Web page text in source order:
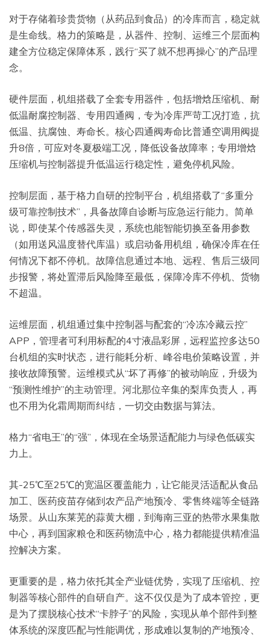
对于存储着珍贵货物（从药品到食品）的冷库而言，稳定就
是生命线。格力的策略是，从器件、控制、运维三个层面构
建全方位稳定保障体系，践行“买了就不想再操心”的产品理
念。
硬件层面，机组搭载了全套专用器件，包括增焓压缩机、耐
低温耐腐控制器、专用四通阀，专为冷库严苛工况打造，抗
低温、抗腐蚀、寿命长。核心四通阀寿命比普通空调用阀提
升8倍，可应对冬夏极端工况，降低设备故障率；专用增焓
压缩机与控制器提升低温运行稳定性，避免停机风险。
控制层面，基于格力自研的控制平台，机组搭载了“多重分
级可靠控制技术”，具备故障自诊断与应急运行能力。简单
说，即使某个传感器失灵，系统也能智能切换至备用参数
（如用送风温度替代库温）或启动备用机组，确保冷库在任
何情况下都不停机。故障信息通过本地、远程、售后三级同
步报警，将处置滞后风险降至最低，保障冷库不停机、货物
不超温。
运维层面，机组通过集中控制器与配套的“冷冻冷藏云控”
APP，管理者可利用标配的4寸液晶彩屏，远程监控多达50
台机组的实时状态，进行能耗分析、峰谷电价策略设置，并
接收故障预警。运维模式从“坏了再修”的被动响应，升级为
“预测性维护”的主动管理。河北那位辛集的梨库负责人，再
也不用为化霜周期而纠结，一切交由数据与算法。
格力“省电王”的“强”，体现在全场景适配能力与绿色低碳实
力上。
其-25℃至25℃的宽温区覆盖能力，让它能灵活适配从食品
加工、医药疫苗存储到农产品产地预冷、零售终端等全链路
场景。从山东莱芜的蒜黄大棚，到海南三亚的热带水果集散
中心，再到国家粮仓和医药物流中心，格力都能提供精准温
控解决方案。
更重要的是，格力依托其全产业链优势，实现了压缩机、控
制器等核心部件的自研自产。这不仅仅是为了成本管控，更
是为了摆脱核心技术“卡脖子”的风险，实现从单个部件到整
体系统的深度匹配与性能调优，形成难以复制的产地预冷、